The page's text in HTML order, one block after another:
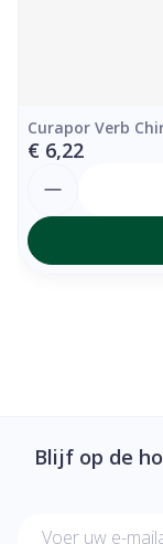
Curapor Verb
€ 6,22
Blijf op de